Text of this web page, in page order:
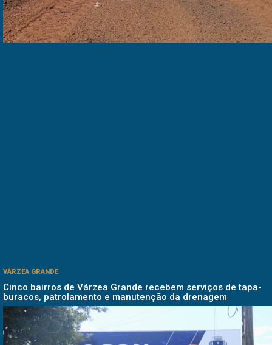
VÁRZEA GRANDE
Cinco bairros de Várzea Grande recebem serviços de tapa-
buracos, patrolamento e manutenção da drenagem